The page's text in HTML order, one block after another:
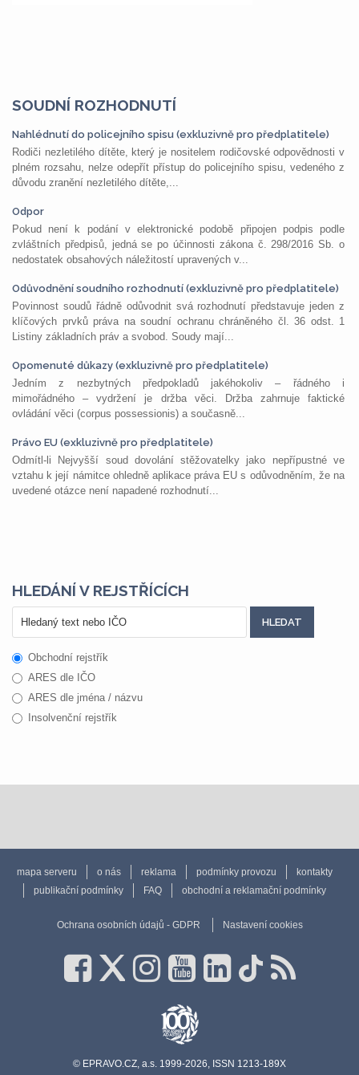
SOUDNÍ ROZHODNUTÍ
Nahlédnutí do policejního spisu (exkluzivně pro předplatitele)
Rodiči nezletilého dítěte, který je nositelem rodičovské odpovědnosti v
plném rozsahu, nelze odepřít přístup do policejního spisu, vedeného z
důvodu zranění nezletilého dítěte,...
Odpor
Pokud není k podání v elektronické podobě připojen podpis podle
zvláštních předpisů, jedná se po účinnosti zákona č. 298/2016 Sb. o
nedostatek obsahových náležitostí upravených v...
Odůvodnění soudního rozhodnutí (exkluzivně pro předplatitele)
Povinnost soudů řádně odůvodnit svá rozhodnutí představuje jeden z
klíčových prvků práva na soudní ochranu chráněného čl. 36 odst. 1
Listiny základních práv a svobod. Soudy mají...
Opomenuté důkazy (exkluzivně pro předplatitele)
Jedním z nezbytných předpokladů jakéhokoliv – řádného i
mimořádného – vydržení je držba věci. Držba zahrnuje faktické
ovládání věci (corpus possessionis) a současně...
Právo EU (exkluzivně pro předplatitele)
Odmítl-li Nejvyšší soud dovolání stěžovatelky jako nepřípustné ve
vztahu k její námitce ohledně aplikace práva EU s odůvodněním, že na
uvedené otázce není napadené rozhodnutí...
HLEDÁNÍ V REJSTŘÍCÍCH
Obchodní rejstřík
ARES dle IČO
ARES dle jména / názvu
Insolvenční rejstřík
mapa serveru o nás reklama podmínky provozu
kontakty
publikační podmínky
FAQ obchodní a reklamační podmínky
Ochrana osobních údajů - GDPR Nastavení cookies
© EPRAVO.CZ, a.s. 1999-2026, ISSN 1213-189X